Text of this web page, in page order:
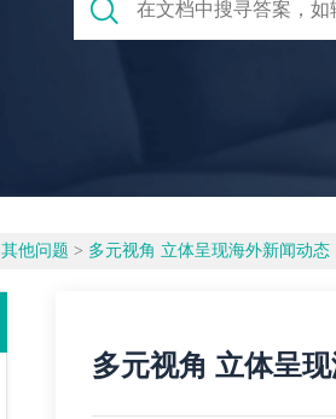
其他问题 > 多元视角 立体呈现海外新闻动态
多元视角 立体呈